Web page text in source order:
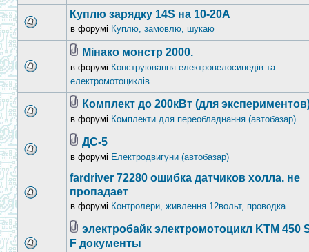
Куплю зарядку 14S на 10-20А
в форумі Куплю, замовлю, шукаю
Мінако монстр 2000.
в форумі Конструювання електровелосипедів та
електромотоциклів
Комплект до 200кВт (для
в форумі Комплекти для переобладнання (автобазар)
ДС-5
в форумі Електродвигуни (автобазар)
fardriver 72280 ошибка датчиков холла. не
пропадает
в форумі Контролери, живлення 12вольт, проводка
электробайк электромотоцикл KTM 450
F документы